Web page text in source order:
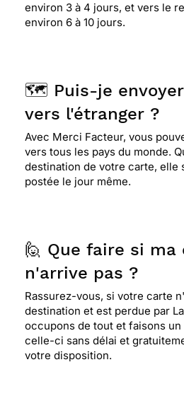
environ 3 à 4 jours, et vers le
environ 6 à 10 jours.
🗺️ Puis-je
vers l'étranger ?
Avec Merci Facteur, vous
vers tous les pays du monde.
destination de votre carte, elle
postée le jour même.
🙋 Que faire si ma
n'arrive pas ?
Rassurez-vous, si votre carte
destination et est perdue par
occupons de tout et faisons
celle-ci sans délai et
votre disposition.